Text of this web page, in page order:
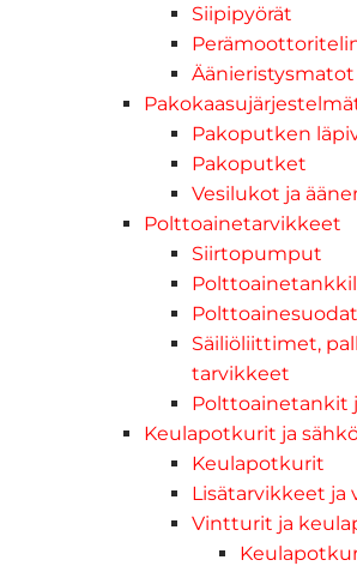
Siipipyörät
Pakoputken
Pakoputket
Vesilukot ja
Polttoainetarvikkeet
Siirtopumput
Säiliöliittimet,
tarvikkeet
Polttoainetankit
Keulapotkurit ja
Keulapotkurit
Lisätarvikkeet ja
Vintturit ja